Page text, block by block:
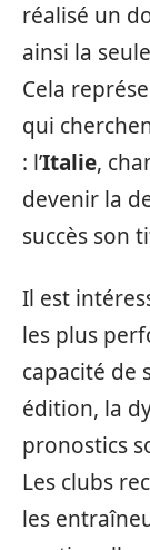
réalisé un
ainsi la
Cela
qui
: l’Italie,
devenir la
succès son
Il est
les plus
capacité de
édition, la
pronostics
Les clubs
les